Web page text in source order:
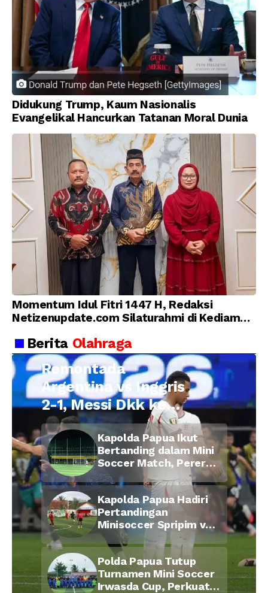
Didukung Trump, Kaum Nasionalis
Evangelikal Hancurkan Tatanan Moral Dunia
Momentum Idul Fitri 1447 H, Redaksi
Netizenupdate.com Silaturahmi di Kediaman
Berita Olahraga
Remontada
Argentina vs Inggris
2-1, Messi Dkk ke
Final Piala Dunia
2026
Kapolda Papua Ikut
Bertanding dalam Mini
Soccer Match, Pererat
Kebersamaan Personel
di Bulan Ramadan
Kapolda Papua Hadiri
Pertandingan
Minisoccer Spripim vs
Bid Propam, Pererat
Soliditas dan
Kebersamaan Personel
Polda Papua Tutup
Turnamen Mini Soccer
Irwasda Cup, Perkuat